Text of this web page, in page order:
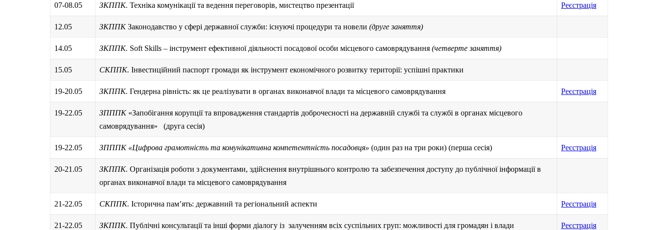
07-08.05 ЗКППК. Техніка комунікації та ведення переговорів, мистецтво презентації Реєстрація
12.05 ЗКППКЗаконодавство у сфері державної служби: існуючі процедури та новели (друге заняття)
14.05 ЗКППК. Soft Skills – інструмент ефективної діяльності посадової особи місцевого самоврядування (четверте заняття)
15.05 СКППК. Інвестиційний паспорт громади як інструмент економічного розвитку території: успішні практики
19-20.05 ЗКППК. Гендерна рівність: як це реалізувати в органах виконавчої влади та місцевого самоврядування Реєстрація
19-22.05 ЗПППК «Запобігання корупції та впровадження стандартів доброчесності на державній службі та службі в органах місцевого
самоврядування»
(друга сесія)
19-22.05 ЗПППК «Цифрова грамотність та комунікативна компетентність посадовця» (один раз на три роки) (перша сесія) Реєстрація
20-21.05 ЗКППК. Організація роботи з документами, здійснення внутрішнього контролю та забезпечення доступу до публічної інформації в
органах виконавчої влади та місцевого самоврядування
21-22.05 СКППК. Історична пам’ять: державний та регіональний аспекти Реєстрація
21-22.05 ЗКППК. Публічні консультації та інші форми діалогу із залученням всіх суспільних груп: можливості для громадян і влади Реєстрація